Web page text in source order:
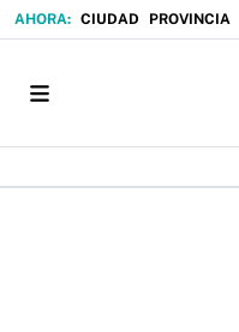
CIUDAD PROVINCIA